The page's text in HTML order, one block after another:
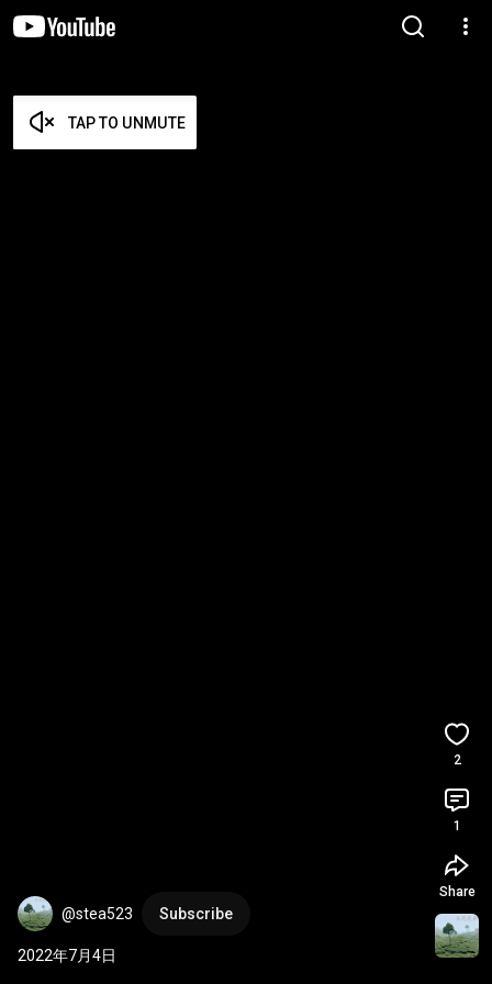
TAP TO UNMUTE
@stea523 Subscribe
2022年7月4日
2
1
Share